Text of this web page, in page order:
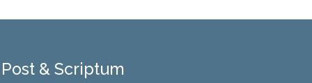
Post & Scriptum